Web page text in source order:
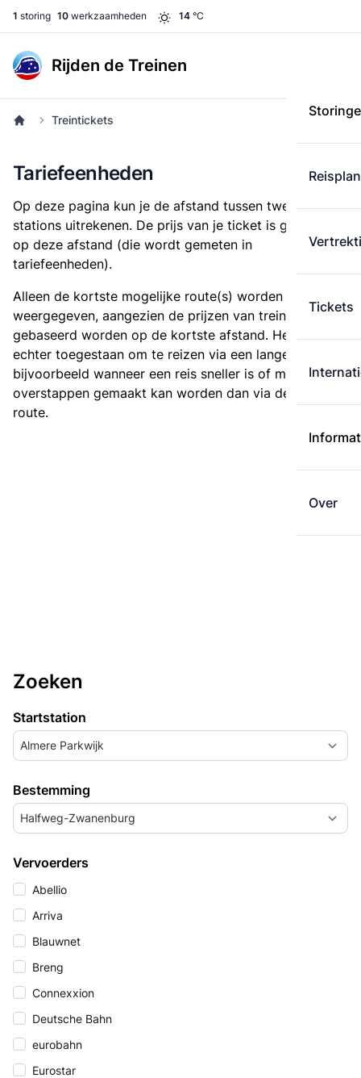
1 storing 10 werkzaamheden 14 °C
Rijden de Treinen
Tickets
Over
Treintickets
Tariefeenheden
Op deze pagina kun je de afstand tussen twee
stations uitrekenen. De prijs van je ticket is gebaseerd
op deze afstand (die wordt gemeten in
tariefeenheden).
Alleen de kortste mogelijke route(s) worden
weergegeven, aangezien de prijzen van treintickets
gebaseerd worden op de kortste afstand. Het is
echter toegestaan om te reizen via een langere route,
bijvoorbeeld wanneer een reis sneller is of met minder
overstappen gemaakt kan worden dan via de kortste
route.
Zoeken
Startstation
Almere Parkwijk
Bestemming
Halfweg-Zwanenburg
Vervoerders
Abellio
Arriva
Blauwnet
Breng
Connexxion
Deutsche Bahn
eurobahn
Eurostar